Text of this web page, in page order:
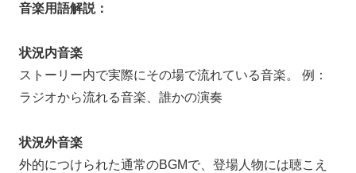
音楽用語解説：
状況内音楽
ストーリー内で実際にその場で流れている音楽。 例：
ラジオから流れる音楽、誰かの演奏
状況外音楽
外的につけられた通常のBGMで、登場人物には聴こえ